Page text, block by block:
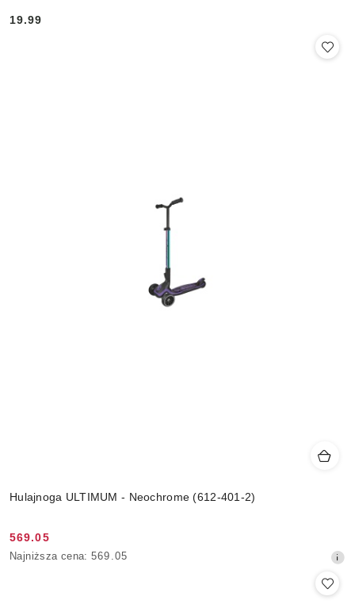
Cena:
19.99
Hulajnoga ULTIMUM - Neochrome (612-401-2)
Cena
promocyjna:
569.05
Najniższa
Najniższa cena: 569.05